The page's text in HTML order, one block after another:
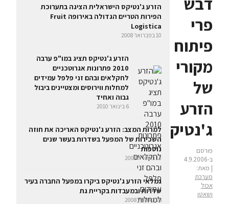
פרי
פיתוח
מקורי
של
הזרע
ג'נטיקס
פורסם
ב-4.9.2006
| מאת:
מערכת
אכול
ושאטו
הזרע ג'נטיקס הישראלית הציגה בתערוכת
הפירות הטריים הגדולה באירופה Fruit
Logistica
10 בפברואר 2008
הזרע ג'נטיקס תציג במו"פ ערבה
2010 פתרונות אגרוטכניים
לחקלאים ובהם זני פלפל עמידים
למחלות ווירוסים ומצטיינים ביבול
גבוה ואחיד
6 בינואר 2010
למרות המצב: הזרע ג'נטיקס האריכה את חוזה
השכירות של המפעל בשדרות בעשר שנים
נוספות
13 באפריל 2008
גמלאי הזרע ג'נטיקס ביקרו במפעל החברה בעיר
שדרות ובמעבדות בקריית גת
28 באפריל 2008